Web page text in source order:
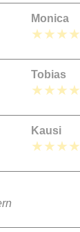
Monica
★★★★
Tobias
★★★★
Kausi
★★★★